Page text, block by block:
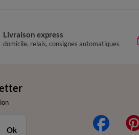
Livraison express
domicile, relais, consignes automatiques
Ok